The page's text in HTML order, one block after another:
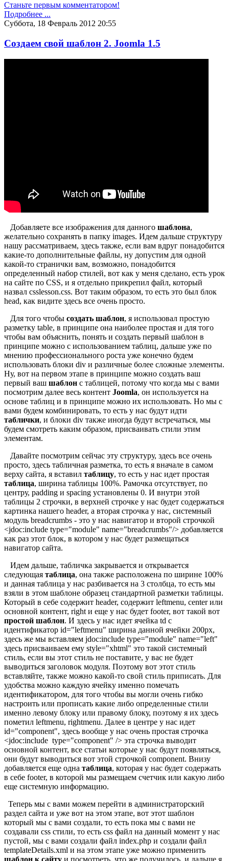
Станьте первым комментатором!
Подробнее ...
Суббота, 18 Февраль 2012 20:55
Создаем свой шаблон 2. Joomla 1.5
Добавляете все изображения для данного шаблона,
желательно сохранять в папку images. Идем дальше структуру
нашу рассматриваем, здесь также, если вам вдруг понадобится
какие-то дополнительные файлы, ну допустим для одной
какой-то странички вам, возможно, понадобится
определенный набор стилей, вот как у меня сделано, есть урок
на сайте по CSS, и я отдельно прикрепил файл, который
назвал csslesson.css. Вот таким образом, то есть это был блок
head, как видите здесь все очень просто.
Для того чтобы создать шаблон, я использовал простую
разметку table, в принципе она наиболее простая и для того
чтобы вам объяснить, понять и создать первый шаблон в
принципе можно с использованием таблиц, дальше уже по
мнению профессионального роста уже конечно будем
использовать блоки div и различные более сложные элементы.
Ну, вот на первом этапе в принципе можно создать ваш
первый ваш шаблон с таблицей, потому что когда мы с вами
посмотрим далее весь контент Joomla, он используется на
основе таблиц и в принципе можно их использовать. Но мы с
вами будем комбинировать, то есть у нас будут идти
таблички, и блоки div также иногда будут встречаться, мы
будем смотреть каким образом, присваивать стили этим
элементам.
Давайте посмотрим сейчас эту структуру, здесь все очень
просто, здесь табличная разметка, то есть я вначале в самом
верху сайта, я вставил таблицу, то есть у нас идет простая
таблица, ширина таблицы 100%. Рамочка отсутствует, по
центру, padding и spacing установлены 0. И внутри этой
таблицы 2 строчки, в верхней строчке у нас будет содержаться
картинка нашего header, а вторая строчка у нас, системный
модуль breadcrumbs - это у нас навигатор и второй строчкой
<jdoc:include type="module" name="breadcrumbs"/> добавляется
как раз этот блок, в котором у нас будет размещаться
навигатор сайта.
Идем дальше, табличка закрывается и открывается
следующая таблица, она также расположена по ширине 100%
и данная таблица у нас разбивается на 3 столбца, то есть мы
взяли в этом шаблоне образец стандартной разметки таблицы.
Который в себе содержит header, содержит leftmenu, center или
основной контент, right и еще у нас будет footer, вот такой вот
простой шаблон. И здесь у нас идет ячейка td с
идентификатор id="leftmenu" ширина данной ячейки 200px,
здесь же мы вставляем jdoc:include type="module" name="left"
здесь присваиваем ему style="xhtml" это такой системный
стиль, если вы этот стиль не поставите, у вас не будет
выводиться заголовок модуля. Поэтому вот этот стиль
вставляйте, также можно какой-то свой стиль приписать. Для
удобства можно каждую ячейку именно помечать
идентификатором, для того чтобы вы могли очень гибко
настроить или прописать какие либо определенные стили
именно левому блоку или правому блоку, поэтому я их здесь
пометил leftmenu, rightmenu. Далее в центре у нас идет
id="component", здесь вообще у нас очень простая строчка
<jdoc:include type="component" /> эта строчка выводит
основной контент, все статьи которые у нас будут появляться,
они будут выводиться вот этой строчкой component. Внизу
добавляется еще одна таблица, которая у нас будет содержать
в себе footer, в которой мы размещаем счетчик или какую либо
еще системную информацию.
Теперь мы с вами можем перейти в администраторский
раздел сайта и уже вот на этом этапе, вот этот шаблон
который мы с вами создали, то есть пока мы с вами не
создавали css стили, то есть css файл на данный момент у нас
пустой, мы с вами создали файл index.php и создали файл
templateDetails.xml и на этом этапе уже можно применить
шаблон к сайту и посмотреть, что же получилось, и дальше я